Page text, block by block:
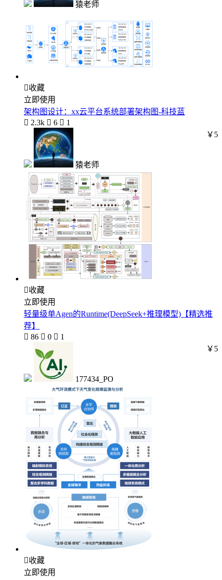
猿老师
收藏
立即使用
架构图设计：xx云平台系统部署架构图-科技蓝
 2.3k  6  1
猿老师
￥5
收藏
立即使用
轻量级单Agen的Runtime(DeepSeek+推理模型)【精选推
荐】
 86  0  1
177434_PO
￥5
收藏
立即使用